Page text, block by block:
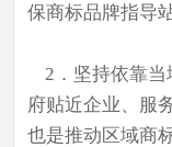
保商标品牌指导
2．坚持依靠当
府贴近企业、服
也是推动区域商